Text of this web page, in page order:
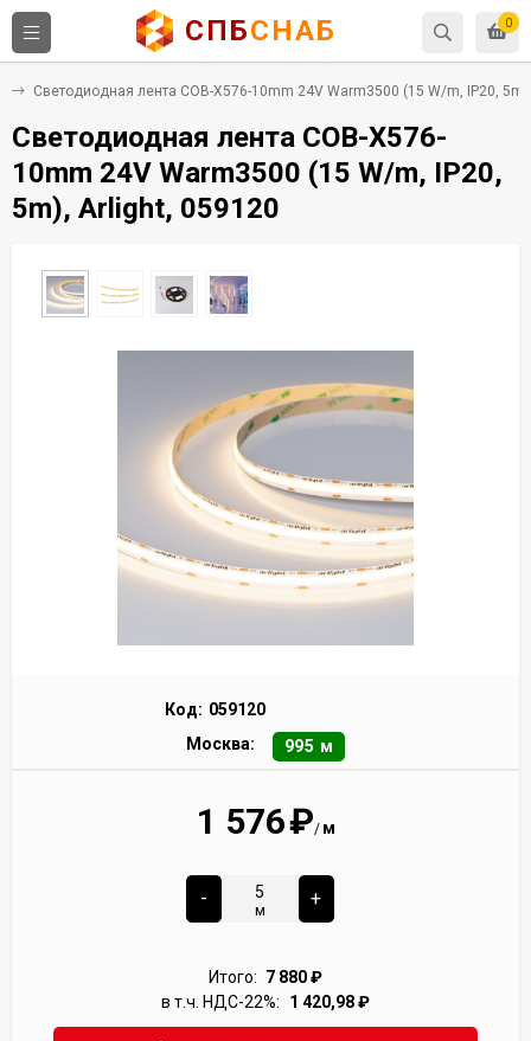
0
СПБСНАБ
Светодиодная лента COB-X576-10mm 24V Warm3500 (15 W/m, IP20,
Светодиодная лента COB-X576-
10mm 24V Warm3500 (15 W/m, IP20,
5m), Arlight, 059120
Код: 059120
Москва:
995 м
1 576₽/ м
-
м
+
Итого: 7 880₽
в т.ч. НДС-22%:
1 420,98₽